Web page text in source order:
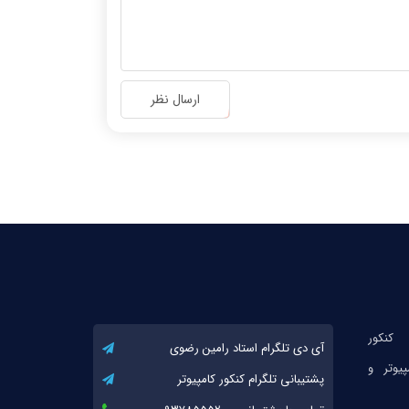
ارسال نظر
آی دی تلگرام استاد رامین رضوی
پشتیبانی تلگرام کنکور کامپیوتر